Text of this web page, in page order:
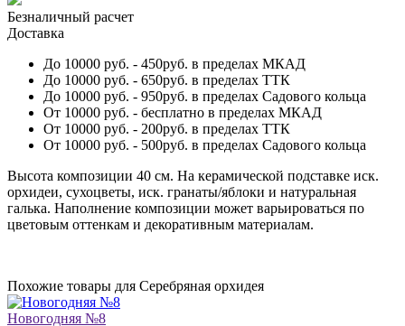
Безналичный расчет
Доставка
До 10000 руб. - 450руб. в пределах МКАД
До 10000 руб. - 650руб. в пределах ТТК
До 10000 руб. - 950руб. в пределах Садового кольца
От 10000 руб. - бесплатно в пределах МКАД
От 10000 руб. - 200руб. в пределах ТТК
От 10000 руб. - 500руб. в пределах Садового кольца
Высота композиции 40 см. На керамической подставке иск.
орхидеи, сухоцветы, иск. гранаты/яблоки и натуральная
галька. Наполнение композиции может варьироваться по
цветовым оттенкам и декоративным материалам.
Похожие товары для Серебряная орхидея
Новогодняя №8